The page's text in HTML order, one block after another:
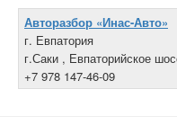
Авторазбор «Инас-Авто»
г. Евпатория
г.Саки , Евпаторийское
+7 978 147-46-09